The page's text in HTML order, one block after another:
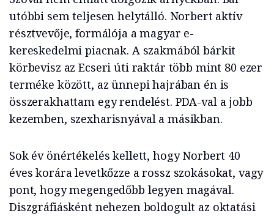
utóbbi sem teljesen helytálló. Norbert aktív
résztvevője, formálója a magyar e-
kereskedelmi piacnak. A szakmából bárkit
körbevisz az Ecseri úti raktár több mint 80 ezer
terméke között, az ünnepi hajrában én is
összerakhattam egy rendelést. PDA-val a jobb
kezemben, szexharisnyával a másikban.
Sok év önértékelés kellett, hogy Norbert 40
éves korára levetkőzze a rossz szokásokat, vagy
pont, hogy megengedőbb legyen magával.
Diszgráfiásként nehezen boldogult az oktatási